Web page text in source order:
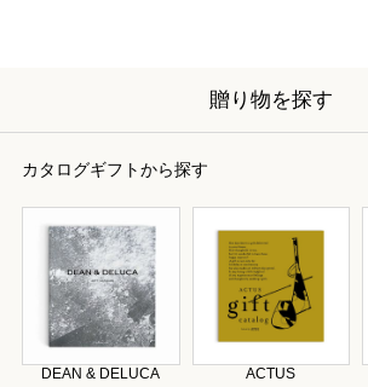
贈り物を探す
カタログギフトから探す
DEAN & DELUCA ACTUS